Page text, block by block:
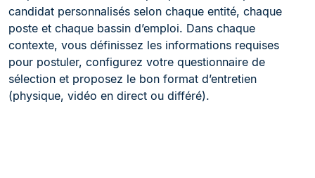
candidat personnalisés selon chaque entité, chaque
poste et chaque bassin d’emploi. Dans chaque
contexte, vous définissez les informations requises
pour postuler, configurez votre questionnaire de
sélection et proposez le bon format d’entretien
(physique, vidéo en direct ou différé).